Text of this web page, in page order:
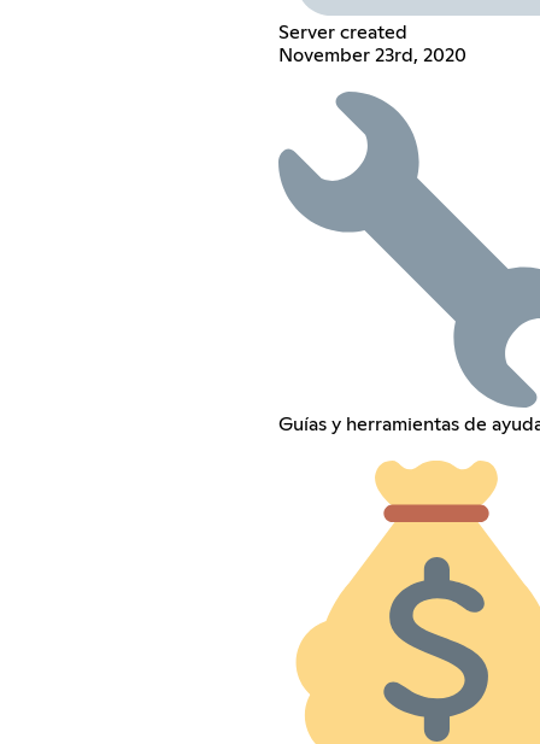
Server created
November 23rd, 2020
Guías y herramientas de